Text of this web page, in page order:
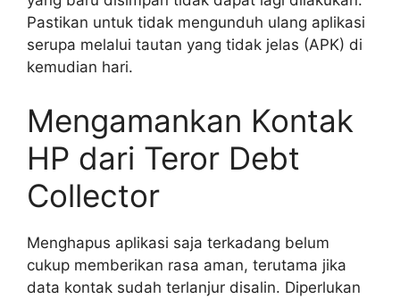
Pastikan untuk tidak mengunduh ulang aplikasi
serupa melalui tautan yang tidak jelas (APK) di
kemudian hari.
Mengamankan Kontak
HP dari Teror Debt
Collector
Menghapus aplikasi saja terkadang belum
cukup memberikan rasa aman, terutama jika
data kontak sudah terlanjur disalin. Diperlukan